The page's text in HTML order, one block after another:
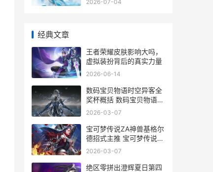
2026-07-04
经典文章
王者荣耀皮肤影响大吗，
虚拟装扮背后的真实力量
2026-06-14
数码宝贝物语时空异客全
奖杯概括 数码宝贝物语时
空异客刷经验
2026-03-07
宝可梦传说ZA神兽基格尔
德招式主推 宝可梦传说za
神兽怎么抓
2026-03-07
绝区零拼出澄辉夏日第四